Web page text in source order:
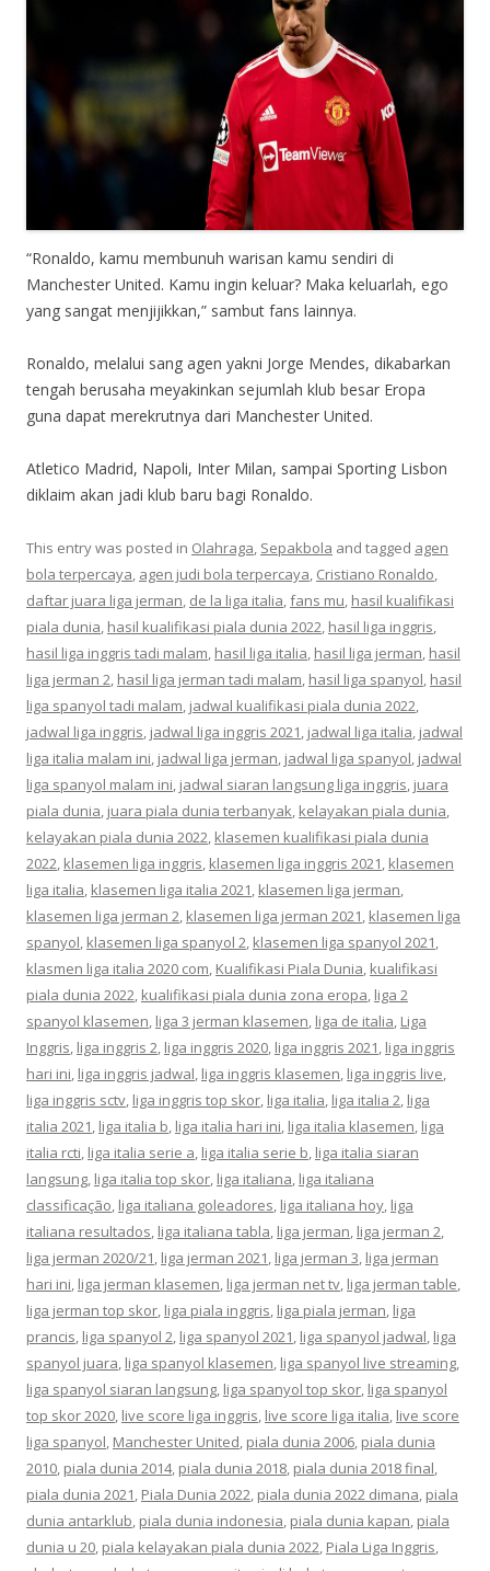
“Ronaldo, kamu membunuh warisan kamu sendiri di
Manchester United. Kamu ingin keluar? Maka keluarlah, ego
yang sangat menjijikkan,” sambut fans lainnya.
Ronaldo, melalui sang agen yakni Jorge Mendes, dikabarkan
tengah berusaha meyakinkan sejumlah klub besar Eropa
guna dapat merekrutnya dari Manchester United.
Atletico Madrid, Napoli, Inter Milan, sampai Sporting Lisbon
diklaim akan jadi klub baru bagi Ronaldo.
This entry was posted in Olahraga, Sepakbola and tagged agen
bola terpercaya, agen judi bola terpercaya, Cristiano Ronaldo,
daftar juara liga jerman, de la liga italia,fans mu, hasil kualifikasi
piala dunia, hasil kualifikasi piala dunia 2022, hasil liga inggris,
hasil liga inggris tadi malam, hasil liga italia, hasil liga jerman, hasil
liga jerman 2, hasil liga jerman tadi malam, hasil liga spanyol, hasil
liga spanyol tadi malam, jadwal kualifikasi piala dunia 2022,
jadwal liga inggris, jadwal liga inggris 2021, jadwal liga italia, jadwal
liga italia malam ini, jadwal liga jerman, jadwal liga spanyol, jadwal
liga spanyol malam ini, jadwal siaran langsung liga inggris, juara
piala dunia, juara piala dunia terbanyak, kelayakan piala dunia,
kelayakan piala dunia 2022, klasemen kualifikasi piala dunia
2022, klasemen liga inggris, klasemen liga inggris 2021, klasemen
liga italia, klasemen liga italia 2021, klasemen liga jerman,
klasemen liga jerman 2, klasemen liga jerman 2021, klasemen liga
spanyol, klasemen liga spanyol 2, klasemen liga spanyol 2021,
klasmen liga italia 2020 com, Kualifikasi Piala Dunia, kualifikasi
piala dunia 2022, kualifikasi piala dunia zona eropa, liga 2
spanyol klasemen, liga 3 jerman klasemen, liga de italia, Liga
Inggris, liga inggris 2, liga inggris 2020, liga inggris 2021, liga inggris
hari ini, liga inggris jadwal, liga inggris klasemen, liga inggris live,
liga inggris sctv, liga inggris top skor, liga italia, liga italia 2, liga
italia 2021, liga italia b, liga italia hari ini, liga italia klasemen, liga
italia rcti, liga italia serie a, liga italia serie b, liga italia siaran
langsung, liga italia top skor, liga italiana, liga italiana
classificação, liga italiana goleadores, liga italiana hoy, liga
italiana resultados, liga italiana tabla, liga jerman, liga jerman 2,
liga jerman 2020/21, liga jerman 2021, liga jerman 3, liga jerman
hari ini, liga jerman klasemen, liga jerman net tv, liga jerman table,
liga jerman top skor, liga piala inggris, liga piala jerman, liga
prancis, liga spanyol 2, liga spanyol 2021, liga spanyol jadwal, liga
spanyol juara, liga spanyol klasemen, liga spanyol live streaming,
liga spanyol siaran langsung, liga spanyol top skor, liga spanyol
top skor 2020, live score liga inggris, live score liga italia, live score
liga spanyol, Manchester United, piala dunia 2006, piala dunia
2010, piala dunia 2014, piala dunia 2018, piala dunia 2018 final,
piala dunia 2021, Piala Dunia 2022, piala dunia 2022 dimana, piala
dunia antarklub, piala dunia indonesia, piala dunia kapan, piala
dunia u 20, piala kelayakan piala dunia 2022, Piala Liga Inggris,